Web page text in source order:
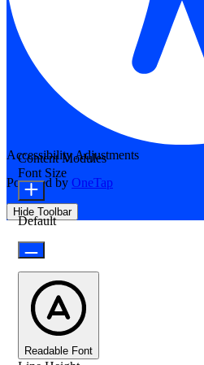
Accessibility Adjustments
Powered by OneTap
Hide Toolbar
Content Modules
Font Size
Default
Readable Font